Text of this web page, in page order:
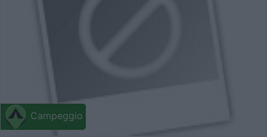
Campeggio